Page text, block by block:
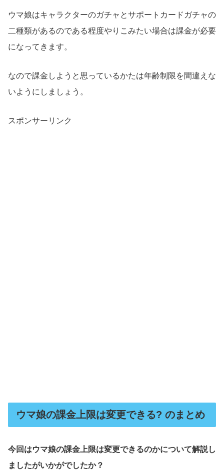
ウマ娘はキャラクターのガチャとサポートカードガチャの
二種類があるのである程度やりこみたい場合は課金が必要
になってきます。
なので課金しようと思っているかたは年齢制限を間違えな
いようにしましょう。
スポンサーリンク
ウマ娘の課金上限は変更できる? のまとめ
今回はウマ娘の課金上限は変更できるのかについて解説し
ましたがいかがでしたか？